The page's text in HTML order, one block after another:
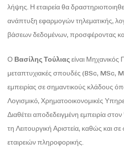
λήψης. Η εταιρεία θα
ανάπτυξη εφαρμογών τηλεματικής,
βάσεων δεδομένων, προσφέροντας
Ο Βασίλης Τούλιαςείναι
μεταπτυχιακές σπουδές (BSc, MSc,
εμπειρίας σε σημαντικούς κλάδους
Λογισμικό, Χρηματοοικονομικές
Διαθέτει αποδεδειγμένη εμπειρία
τη Λειτουργική Αριστεία, καθώς και
εταιρειών πληροφορικής.